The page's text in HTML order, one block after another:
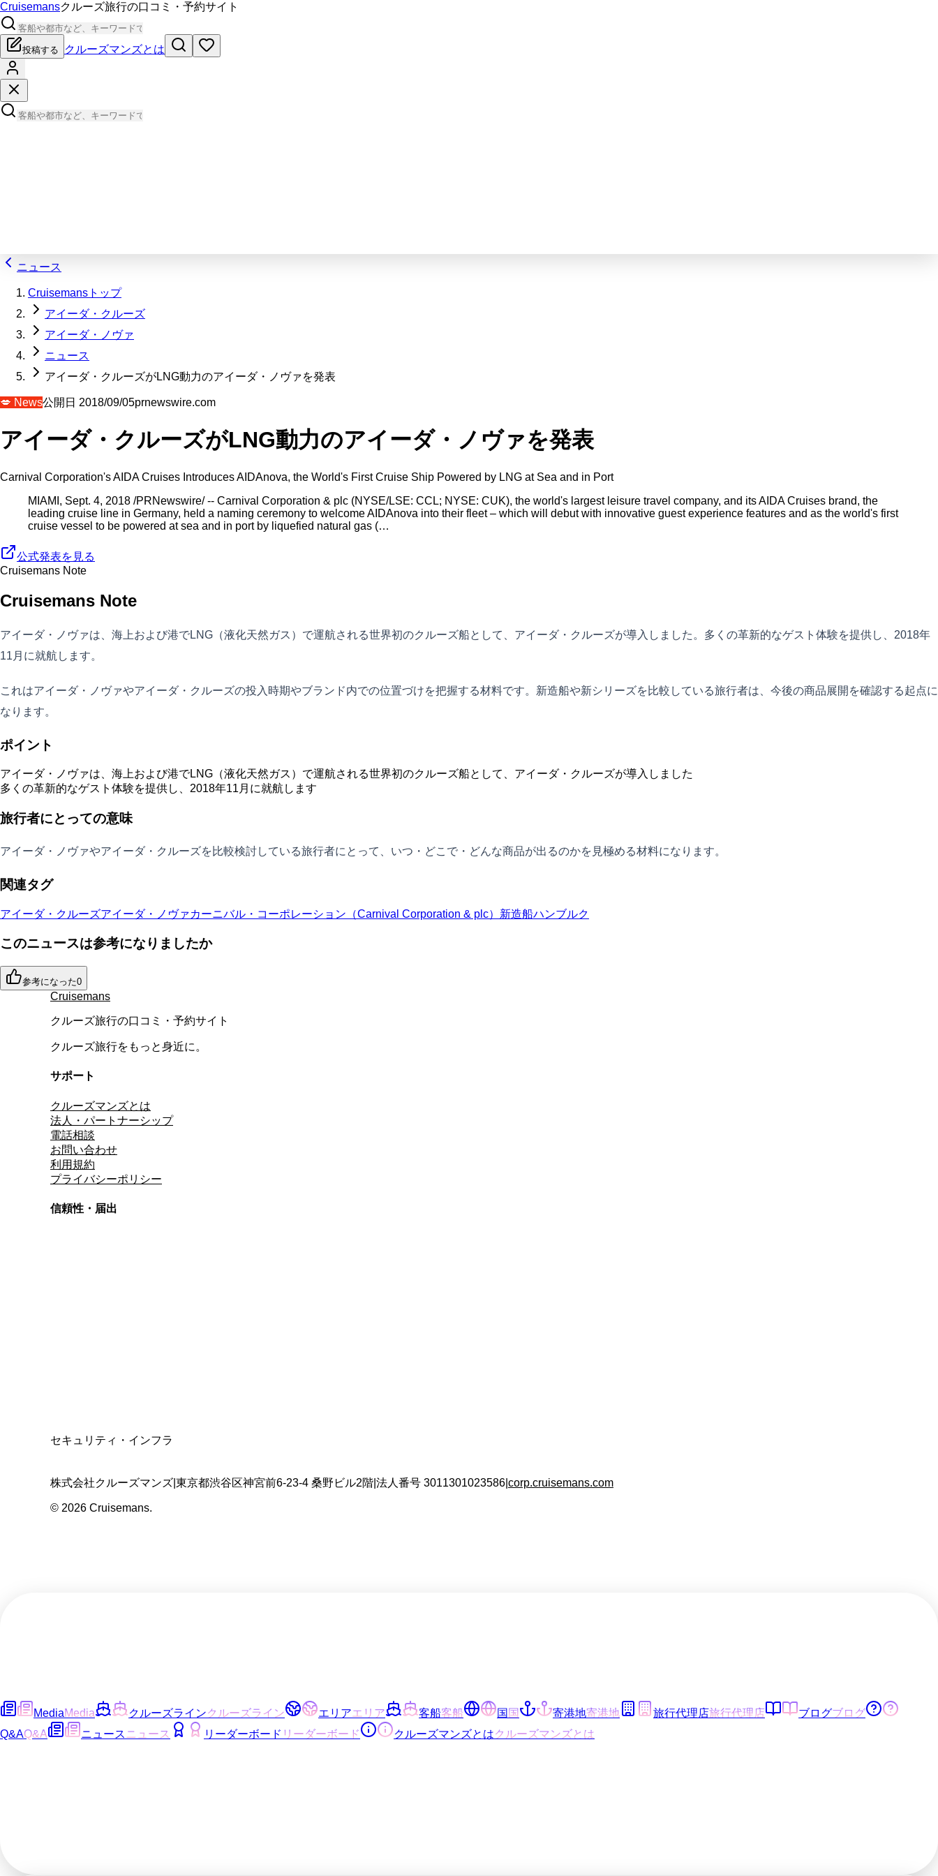
Cruisemansクルーズ旅行の口コミ・予約サイト
投稿する クルーズマンズとは
ニュース
Cruisemansトップ
アイーダ・クルーズ
アイーダ・ノヴァ
ニュース
アイーダ・クルーズがLNG動力のアイーダ・ノヴァを発表
💋 News公開日 2018/09/05prnewswire.com
アイーダ・クルーズがLNG動力のアイーダ・ノヴァを発表
Carnival Corporation's AIDA Cruises Introduces AIDAnova, the World's First Cruise Ship Powered by LNG at Sea and in Port
MIAMI, Sept. 4, 2018 /PRNewswire/ -- Carnival Corporation & plc (NYSE/LSE: CCL; NYSE: CUK), the world's largest leisure travel company, and its AIDA Cruises brand, the
leading cruise line in Germany, held a naming ceremony to welcome AIDAnova into their fleet – which will debut with innovative guest experience features and as the world's first
cruise vessel to be powered at sea and in port by liquefied natural gas (…
公式発表を見る
Cruisemans Note
Cruisemans Note
アイーダ・ノヴァは、海上および港でLNG（液化天然ガス）で運航される世界初のクルーズ船として、アイーダ・クルーズが導入しました。多くの革新的なゲスト体験を提供し、2018年
11月に就航します。
これはアイーダ・ノヴァやアイーダ・クルーズの投入時期やブランド内での位置づけを把握する材料です。新造船や新シリーズを比較している旅行者は、今後の商品展開を確認する起点に
なります。
ポイント
アイーダ・ノヴァは、海上および港でLNG（液化天然ガス）で運航される世界初のクルーズ船として、アイーダ・クルーズが導入しました
多くの革新的なゲスト体験を提供し、2018年11月に就航します
旅行者にとっての意味
アイーダ・ノヴァやアイーダ・クルーズを比較検討している旅行者にとって、いつ・どこで・どんな商品が出るのかを見極める材料になります。
関連タグ
アイーダ・クルーズアイーダ・ノヴァカーニバル・コーポレーション（Carnival Corporation & plc） 新造船ハンブルク
このニュースは参考になりましたか
参考になった0
Cruisemans
クルーズ旅行の口コミ・予約サイト
クルーズ旅行をもっと身近に。
サポート
クルーズマンズとは
法人・パートナーシップ
電話相談
お問い合わせ
利用規約
プライバシーポリシー
信頼性・届出
セキュリティ・インフラ
株式会社クルーズマンズ 東京都渋谷区神宮前6-23-4 桑野ビル2階 法人番号 3011301023586 corp.cruisemans.com
© 2026 Cruisemans.
MediaMedia クルーズラインクルーズライン エリアエリア 客船客船 国国 寄港地寄港地 旅行代理店旅行代理店 ブログブログ
Q&AQ&A ニュース ニュース リーダーボード リーダーボード クルーズマンズとはクルーズマンズとは